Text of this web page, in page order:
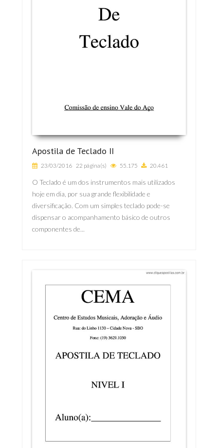
Apostila de Teclado II
23/03/2016 22 página(s) 55.175 20.461
O Teclado é um dos instrumentos mais utilizados
hoje em dia, por sua grande flexibilidade e
diversificação. Com um simples teclado pode-se
dispensar o acompanhamento básico de outros
componentes de...